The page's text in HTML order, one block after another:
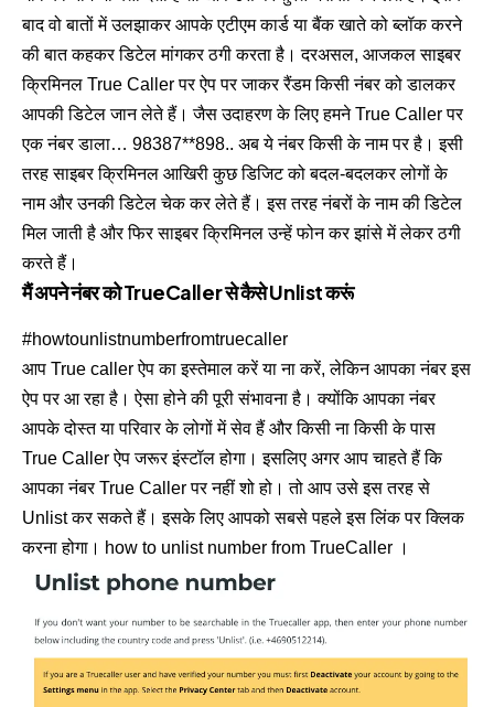
बाद वो बातों में उलझाकर आपके एटीएम कार्ड या बैंक खाते को ब्लॉक करने
की बात कहकर डिटेल मांगकर ठगी करता है। दरअसल, आजकल साइबर
क्रिमिनल True Caller पर ऐप पर जाकर रैंडम किसी नंबर को डालकर
आपकी डिटेल जान लेते हैं। जैस उदाहरण के लिए हमने True Caller पर
एक नंबर डाला… 98387**898.. अब ये नंबर किसी के नाम पर है। इसी
तरह साइबर क्रिमिनल आखिरी कुछ डिजिट को बदल-बदलकर लोगों के
नाम और उनकी डिटेल चेक कर लेते हैं। इस तरह नंबरों के नाम की डिटेल
मिल जाती है और फिर साइबर क्रिमिनल उन्हें फोन कर झांसे में लेकर ठगी
करते हैं।
मैं अपने नंबर को TrueCaller से कैसे Unlist करूं
#howtounlistnumberfromtruecaller
आप True caller ऐप का इस्तेमाल करें या ना करें, लेकिन आपका नंबर इस
ऐप पर आ रहा है। ऐसा होने की पूरी संभावना है। क्योंकि आपका नंबर
आपके दोस्त या परिवार के लोगों में सेव हैं और किसी ना किसी के पास
True Caller ऐप जरूर इंस्टॉल होगा। इसलिए अगर आप चाहते हैं कि
आपका नंबर True Caller पर नहीं शो हो। तो आप उसे इस तरह से
Unlist कर सकते हैं। इसके लिए आपको सबसे पहले इस लिंक पर क्लिक
करना होगा। how to unlist number from TrueCaller ।